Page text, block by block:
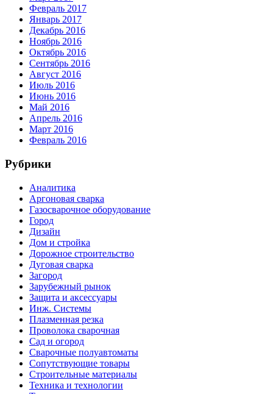
Февраль 2017
Январь 2017
Декабрь 2016
Ноябрь 2016
Октябрь 2016
Сентябрь 2016
Август 2016
Июль 2016
Июнь 2016
Май 2016
Апрель 2016
Март 2016
Февраль 2016
Рубрики
Аналитика
Аргоновая сварка
Газосварочное оборудование
Город
Дизайн
Дом и стройка
Дорожное строительство
Дуговая сварка
Загород
Зарубежный рынок
Защита и аксессуары
Инж. Системы
Плазменная резка
Проволока сварочная
Сад и огород
Сварочные полуавтоматы
Сопутствующие товары
Строительные материалы
Техника и технологии